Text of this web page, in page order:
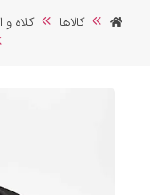
کالاها کلاه